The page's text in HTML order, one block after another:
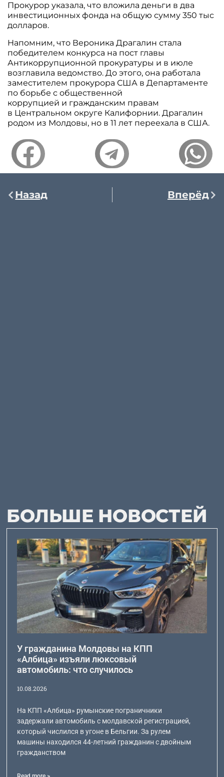
Прокурор указала, что вложила деньги в два
инвестиционных фонда на общую сумму 350 тыс
долларов.
Напомним, что Вероника Драгалин стала
победителем конкурса на пост главы
Антикоррупционной прокуратуры и в июле
возглавила ведомство. До этого, она работала
заместителем прокурора США в Департаменте
по борьбе с общественной
коррупцией и гражданским правам
в Центральном округе Калифорнии. Драгалин
родом из Молдовы, но в 11 лет переехала в США.
Назад Вперёд
БОЛЬШЕ НОВОСТЕЙ
У гражданина Молдовы на КПП
«Албица» изъяли люксовый
автомобиль: что случилось
10.08.2026
На КПП «Албица» румынские пограничники
задержали автомобиль с молдавской регистрацией,
который числился в угоне в Бельгии. За рулем
машины находился 44-летний гражданин с двойным
гражданством